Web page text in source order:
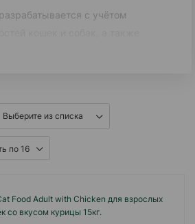
с учётом
которые ценят гигиену,
используются тщательно
впитываемость, контроль
использование без
Food Adult with Chicken для взрослых
со вкусом курицы 15кг.